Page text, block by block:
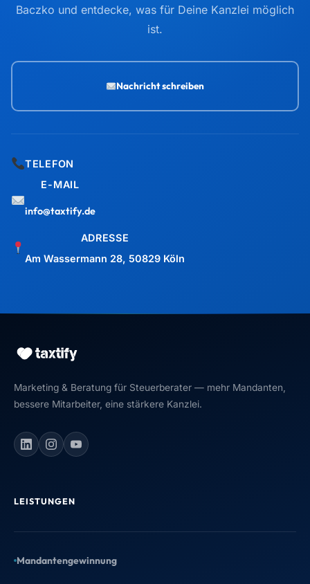
Baczko und entdecke, was für Deine Kanzlei möglich
ist.
Nachricht schreiben
TELEFON
E-MAIL
info@taxtify.de
ADRESSE
Am Wassermann 28, 50829 Köln
Marketing & Beratung für Steuerberater — mehr Mandanten,
bessere Mitarbeiter, eine stärkere Kanzlei.
LEISTUNGEN
Mandantengewinnung